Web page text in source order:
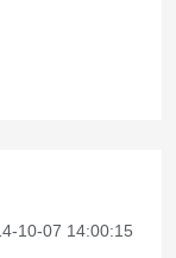
10-07 14:00:15